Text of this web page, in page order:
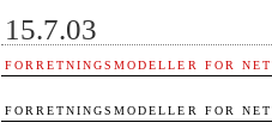
15.7.03
FORRETNINGSMODELLER FOR
FORRETNINGSMODELLER FOR